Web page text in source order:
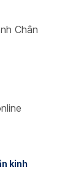
Chân
kinh